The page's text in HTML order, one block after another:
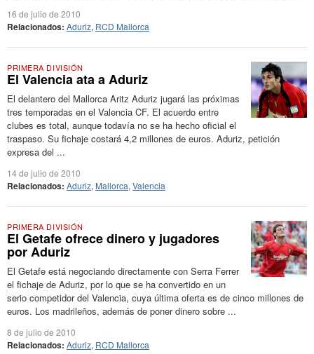
16 de julio de 2010
Relacionados: Aduriz, RCD Mallorca
PRIMERA DIVISIÓN
El Valencia ata a Aduriz
El delantero del Mallorca Aritz Aduriz jugará las próximas
tres temporadas en el Valencia CF. El acuerdo entre
clubes es total, aunque todavía no se ha hecho oficial el
traspaso. Su fichaje costará 4,2 millones de euros. Aduriz, petición
expresa del ...
14 de julio de 2010
Relacionados: Aduriz, Mallorca, Valencia
PRIMERA DIVISIÓN
El Getafe ofrece dinero y jugadores
por Aduriz
El Getafe está negociando directamente con Serra Ferrer
el fichaje de Aduriz, por lo que se ha convertido en un
serio competidor del Valencia, cuya última oferta es de cinco millones de
euros. Los madrileños, además de poner dinero sobre ...
8 de julio de 2010
Relacionados: Aduriz, RCD Mallorca